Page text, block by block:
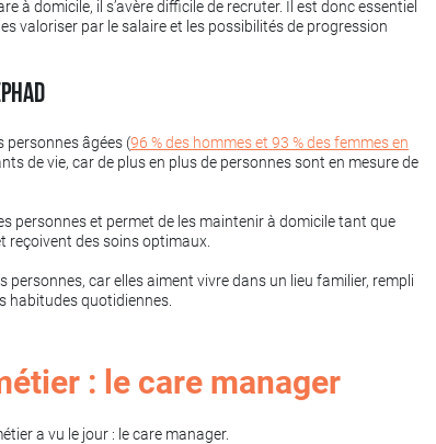
à domicile, il s’avère difficile de recruter. Il est donc essentiel
valoriser par le salaire et les possibilités de progression
personnes âgées (96 % des hommes et 93 % des femmes en
de vie, car de plus en plus de personnes sont en mesure de
personnes et permet de les maintenir à domicile tant que
reçoivent des soins optimaux.
car elles aiment vivre dans un lieu familier, rempli
habitudes quotidiennes.
: le care manager
a vu le jour : le care manager.